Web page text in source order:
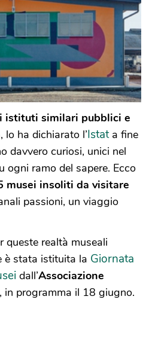
istituti similari pubblici e
, lo ha dichiarato l’Istata fine
davvero curiosi, unici nel
ogni ramo del sapere. Ecco
musei insoliti da visitare
passioni, un viaggio
queste realtà museali
è stata istituita la Giornata
dall’Associazione
, in programma il 18 giugno.